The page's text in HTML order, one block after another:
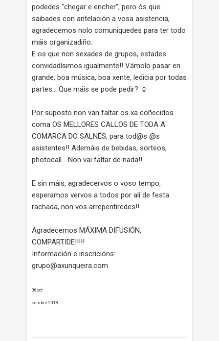
podedes "chegar e encher", pero ós que
saibades con antelación a vosa asistencia,
agradecemos nolo comuniquedes para ter todo
máis organizadiño.
E os que non sexades de grupos, estades
convidadísimos igualmente!! Vámolo pasar en
grande, boa música, boa xente, ledicia por todas
partes... Que máis se pode pedir? ☺
Por suposto non van faltar os xa coñecidos
coma OS MELLORES CALLOS DE TODA A
COMARCA DO SALNÉS, para tod@s @s
asistentes!! Ademáis de bebidas, sorteos,
photocall... Non vai faltar de nada!!
E sin máis, agradecervos o voso tempo,
esperamos vervos a todos por alí de festa
rachada, non vos arrepentiredes!!
Agradecemos MÁXIMA DIFUSIÓN,
COMPARTIDE!!!!!
Información e inscricións:
grupo@axunqueira.com
06oct
octubre 2018